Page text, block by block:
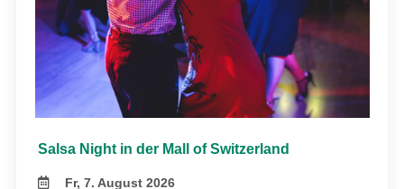
Salsa Night in der Mall of Switzerland
Fr, 7. August 2026